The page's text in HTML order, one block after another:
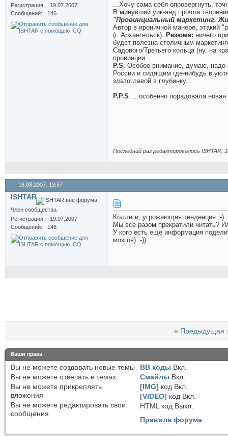
Регистрация
19.07.2007
Сообщений
146
...Хочу сама себя опровергнуть,
В минувший уик-энд прочла
"Провинциальный маркетинг.
Автор в ироничной манере, этакий
(г. Архангельск). Резюме: ничего
будет полезна столичным
Садового/Третьего кольца (ну,
провинции.
P.S. Особое внимание, думаю, надо
России и сидящим где-нибудь в
златоглавой в глубинку...
P.P.S. ...особенно порадовала новая
Последний раз редактировалось ISHTAR;
16.08.2007, 13:57
ISHTAR
Член сообщества
Регистрация
19.07.2007
Сообщений
146
Коллеги, угрожающая тенденция :-)
Мы все разом прекратили читать?
У кого есть еще информация
мозгов) :-))
« Предыдущая
Ваши права
Вы не можете создавать новые темы
Вы не можете отвечать в темах
Вы не можете прикреплять
вложения
Вы не можете редактировать свои
сообщения
BB коды Вкл.
Смайлы Вкл.
[IMG] код Вкл.
[VIDEO] код Вкл.
HTML код Выкл.
Правила форума